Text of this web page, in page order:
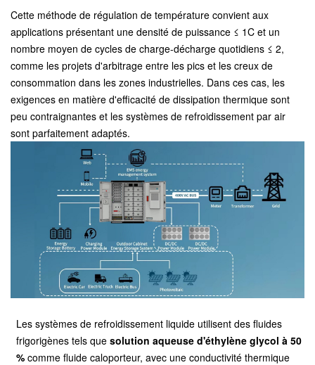
Cette méthode de régulation de température convient aux
applications présentant une densité de puissance ≤ 1C et un
nombre moyen de cycles de charge-décharge quotidiens ≤ 2,
comme les projets d'arbitrage entre les pics et les creux de
consommation dans les zones industrielles. Dans ces cas, les
exigences en matière d'efficacité de dissipation thermique sont
peu contraignantes et les systèmes de refroidissement par air
sont parfaitement adaptés.
Les systèmes de refroidissement liquide utilisent des fluides
frigorigènes tels que solution aqueuse d'éthylène glycol à 50
% comme fluide caloporteur, avec une conductivité thermique